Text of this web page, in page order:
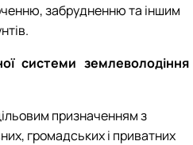
забрудненню та іншим
системи землеволодіння
призначенням з
громадських і приватних